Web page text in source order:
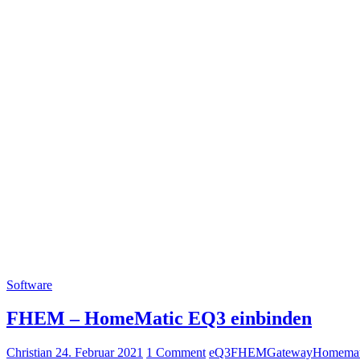
Software
FHEM – HomeMatic EQ3 einbinden
Christian 24. Februar 2021 1 Comment eQ3FHEMGateway